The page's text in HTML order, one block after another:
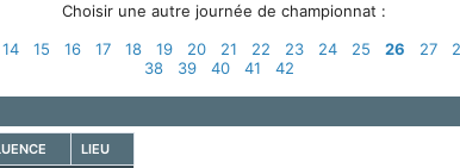
Choisir une autre journée de championnat :
14 15 16 17 18 19 20 21 22 23 24 25 26 27
38
39 40 41 42
LIEU